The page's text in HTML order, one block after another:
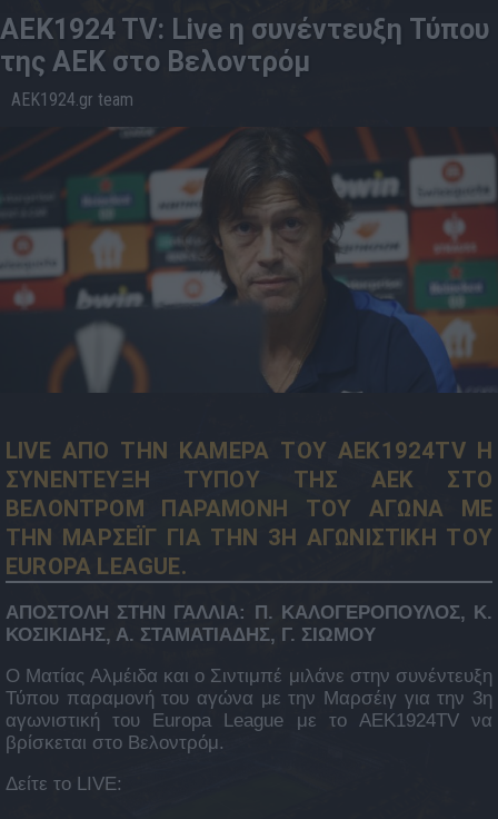
25.10
AEK1924 TV: Live η συνέντευξη Τύπου
της ΑΕΚ στο Βελοντρόμ
AEK1924.gr team
LIVE ΑΠΟ ΤΗΝ ΚΑΜΕΡΑ ΤΟΥ ΑΕΚ1924TV Η
ΣΥΝΕΝΤΕΥΞΗ ΤΥΠΟΥ ΤΗΣ ΑΕΚ ΣΤΟ
ΒΕΛΟΝΤΡΟΜ ΠΑΡΑΜΟΝΗ ΤΟΥ ΑΓΩΝΑ ΜΕ
ΤΗΝ ΜΑΡΣΕΪΓ ΓΙΑ ΤΗΝ 3Η ΑΓΩΝΙΣΤΙΚΗ ΤΟΥ
EUROPA LEAGUE.
ΑΠΟΣΤΟΛΗ ΣΤΗΝ ΓΑΛΛΙΑ: Π. ΚΑΛΟΓΕΡΟΠΟΥΛΟΣ, Κ.
ΚΟΣΙΚΙΔΗΣ, Α. ΣΤΑΜΑΤΙΑΔΗΣ, Γ. ΣΙΩΜΟΥ
Ο Ματίας Αλμέιδα και ο Σιντιμπέ μιλάνε στην συνέντευξη
Τύπου παραμονή του αγώνα με την Μαρσέιγ για την 3η
αγωνιστική του Europa League με το AEK1924TV να
βρίσκεται στο Βελοντρόμ.
Δείτε το LIVE: